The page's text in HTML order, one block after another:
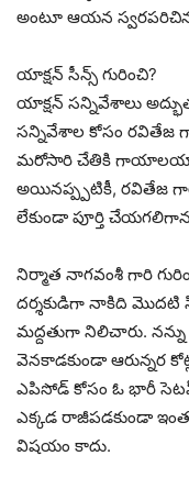
అంటూ ఆయన
యాక్షన్ సీన్స్ గురించి?
యాక్షన్ సన్నివేశాలు
సన్నివేశాల కోసం రవితేజ
మరోసారి చేతికి
అయినప్ప్పటికీ, రవితేజ
లేకుండా పూర్తి
నిర్మాత నాగవంశీ గారి
దర్శకుడిగా నాకిది
మద్దతుగా నిలిచారు.
వెనకాడకుండా ఆరున్నర
ఎపిసోడ్ కోసం ఓ భారీ సెటప్
ఎక్కడ రాజీపడకుండా
విషయం కాదు.